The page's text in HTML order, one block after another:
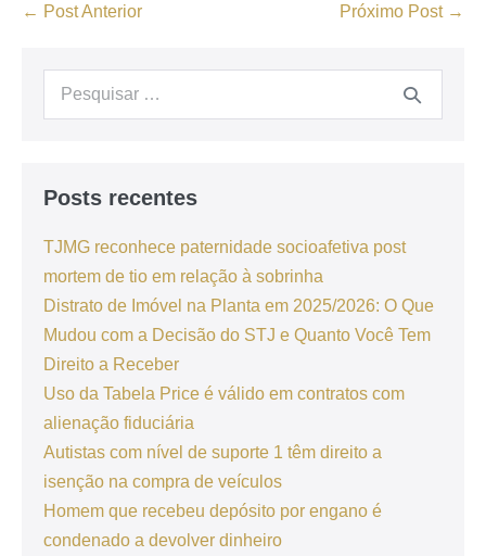
← Post Anterior Próximo Post →
Posts recentes
TJMG reconhece paternidade socioafetiva post
mortem de tio em relação à sobrinha
Distrato de Imóvel na Planta em 2025/2026: O Que
Mudou com a Decisão do STJ e Quanto Você Tem
Direito a Receber
Uso da Tabela Price é válido em contratos com
alienação fiduciária
Autistas com nível de suporte 1 têm direito a
isenção na compra de veículos
Homem que recebeu depósito por engano é
condenado a devolver dinheiro